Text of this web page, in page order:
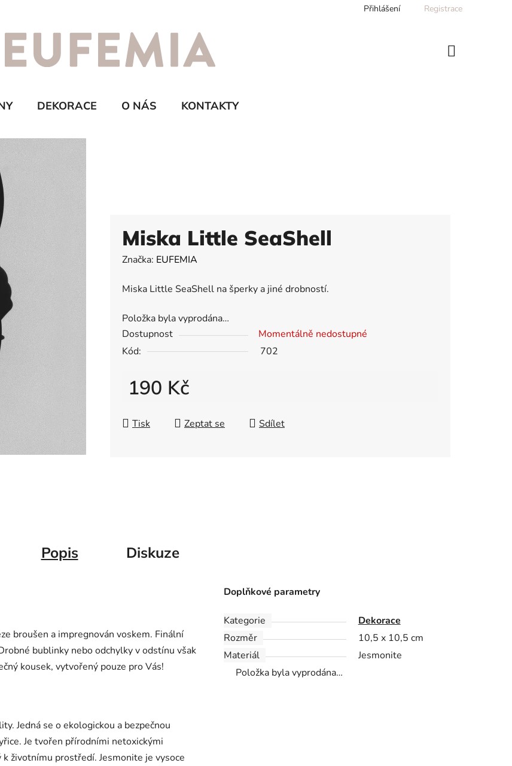
Přihlášení Registrace
DEKORACE O NÁS KONTAKTY
Miska Little SeaShell
Značka: EUFEMIA
Miska Little SeaShell na šperky a jiné drobností.
Položka byla vyprodána…
Dostupnost
Momentálně nedostupné
Kód:
702
190 Kč
Tisk
Zeptat se Sdílet
Popis Diskuze
broušen a impregnován voskem. Finální
bublinky nebo odchylky v odstínu však
kousek, vytvořený pouze pro Vás!
Jedná se o ekologickou a bezpečnou
Je tvořen přírodními netoxickými
životnímu prostředí. Jesmonite je vysoce
Doplňkové parametry
Kategorie
Dekorace
Rozměr
10,5 x 10,5 cm
Materiál
Jesmonite
Položka byla vyprodána…